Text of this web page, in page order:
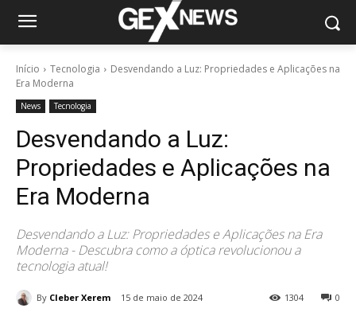
Início Tecnologia
Desvendando a Luz: Propriedades e Aplicações na
Era Moderna
News Tecnologia
Desvendando a Luz:
Propriedades e Aplicações na
Era Moderna
Desvendando a Luz: Propriedades e Aplicações na Era
Moderna - Descubra como a óptica revolucionou a
tecnologia atual!
By Cleber Xerem 15 de maio de 2024 0
1304